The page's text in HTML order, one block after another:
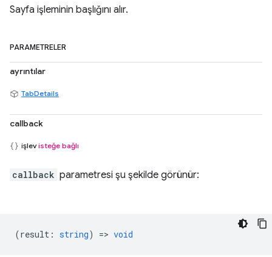
Sayfa işleminin başlığını alır.
PARAMETRELER
ayrıntılar
TabDetails
callback
işlevisteğe bağlı
callback parametresi şu şekilde görünür:
(result : string) => void